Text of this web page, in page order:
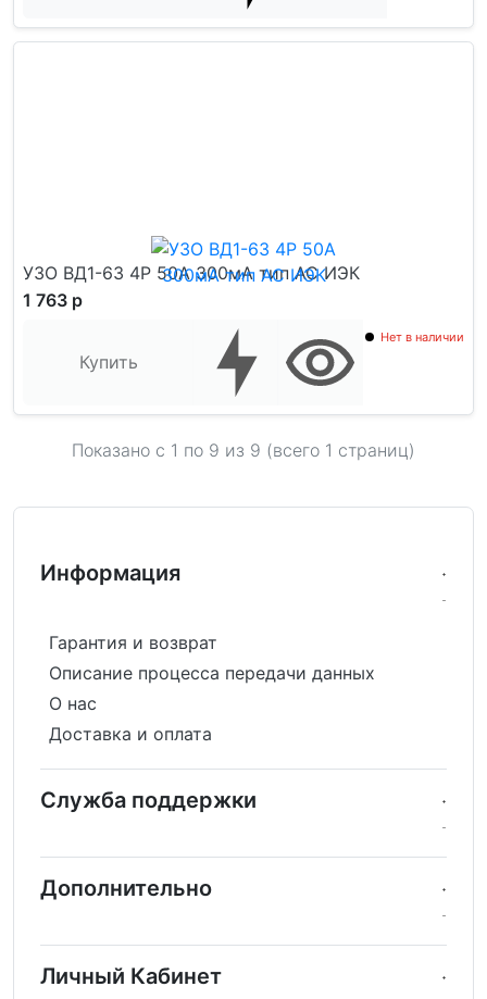
УЗО ВД1-63 4Р 50А 300мА тип AC ИЭК
1 763 р
Купить
Нет в наличии
Показано с 1 по 9 из 9 (всего 1 страниц)
Информация
Гарантия и возврат
Описание процесса передачи данных
О нас
Доставка и оплата
Служба поддержки
Дополнительно
Личный Кабинет